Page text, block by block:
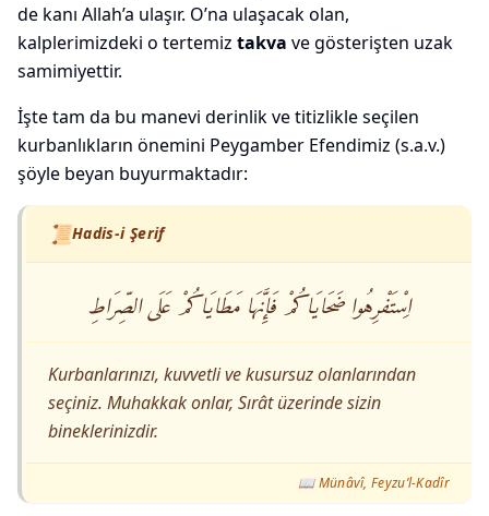
de kanı Allah’a ulaşır. O’na ulaşacak olan,
kalplerimizdeki o tertemiz takva ve gösterişten uzak
samimiyettir.
İşte tam da bu manevi derinlik ve titizlikle seçilen
kurbanlıkların önemini Peygamber Efendimiz (s.a.v.)
şöyle beyan buyurmaktadır:
📜Hadis-i Şerif
اِسْتَفْرِهُوا ضَحَايَاكُمْ فَإِنَّهَا مَطَايَاكُمْ عَلَى الصِّرَاطِ
Kurbanlarınızı, kuvvetli ve kusursuz olanlarından
seçiniz. Muhakkak onlar, Sırât üzerinde sizin
bineklerinizdir.
📖Münâvî, Feyzu’l-Kadîr